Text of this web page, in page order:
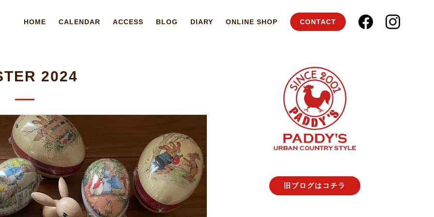
HOME CALENDAR ACCESS BLOG DIARY ONLINE SHOP CONTACT
2024
旧ブログはコチラ